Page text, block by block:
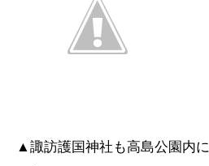
▲諏訪護国神社も高島公園内